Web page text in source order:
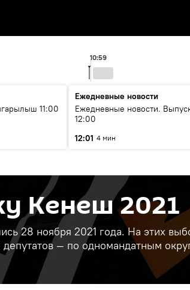
10:59
11:00
Ежедневные новости
Ежедневные новости.
12:00
12:01 4 мин
Кенеш 2021
28 ноября 2021 года. На этих
— по одномандатным